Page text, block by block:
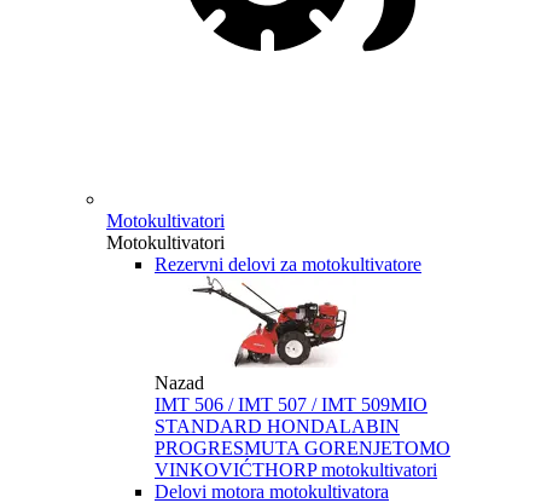
Motokultivatori
Motokultivatori
Rezervni delovi za motokultivatore
Nazad
IMT 506 / IMT 507 / IMT 509MIO
STANDARD HONDALABIN
PROGRESMUTA GORENJETOMO
VINKOVIĆTHORP motokultivatori
Delovi motora motokultivatora